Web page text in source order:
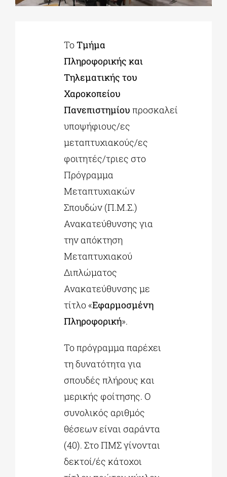
ΕΚΠΑΙΔΕΥΤΙΚΑ ΙΔΡΥΜΑΤΑ
ΠΟΛΙΤΙΣΤΙΚΟΙ ΦΟΡΕΙΣ
ΤοΤμήμα
Πληροφορικής και
Τηλεματικής του
Χαροκοπείου
Πανεπιστημίου προσκαλεί
υποψήφιους/ες
μεταπτυχιακούς/ες
φοιτητές/τριες στο
Πρόγραμμα
Μεταπτυχιακών
Σπουδών (Π.Μ.Σ.)
Ανακατεύθυνσης για
την απόκτηση
Μεταπτυχιακού
Διπλώματος
Ανακατεύθυνσης με
τίτλο «Εφαρμοσμένη
Πληροφορική».
Το πρόγραμμα παρέχει
τη δυνατότητα για
σπουδές πλήρους και
μερικής φοίτησης. Ο
συνολικός αριθμός
θέσεων είναι σαράντα
(40). Στο ΠΜΣ γίνονται
δεκτοί/ές κάτοχοι